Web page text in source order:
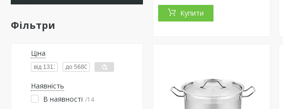
Фільтри
Ціна
Наявність
В наявності
14
Купити